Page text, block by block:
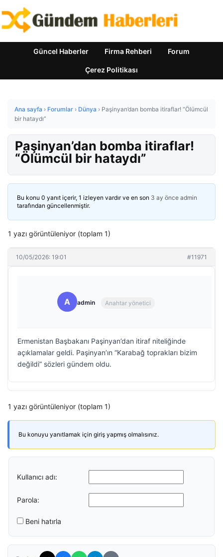
Güncel Haberler Firma Rehberi Forum
Çerez Politikası
Ana sayfa › Forumlar › Dünya › Paşinyan’dan bomba itiraflar! “Ölümcül
bir hataydı”
Paşinyan’dan bomba itiraflar!
“Ölümcül bir hataydı”
Bu konu 0 yanıt içerir, 1 izleyen vardır ve en son 3 ay önce admin
tarafından güncellenmiştir.
1 yazı görüntüleniyor (toplam 1)
10/05/2026: 19:01 #11971
A admin Anahtar yönetici
Ermenistan Başbakanı Paşinyan’dan itiraf niteliğinde
açıklamalar geldi. Paşinyan’ın “Karabağ toprakları bizim
değildi” sözleri gündem oldu.
1 yazı görüntüleniyor (toplam 1)
Bu konuyu yanıtlamak için giriş yapmış olmalısınız.
Kullanıcı adı:
Parola:
Beni hatırla